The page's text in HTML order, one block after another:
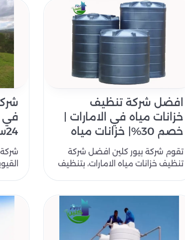
افضل شركة تنظيف
خزانات مياه في الامارات |
خصم 30%| خزانات مياه
تقوم شركة بيور كلين افضل شركة
تنظيف خزانات مياه الامارات، بتنظيف
في
24ساعه| خزانات مياه